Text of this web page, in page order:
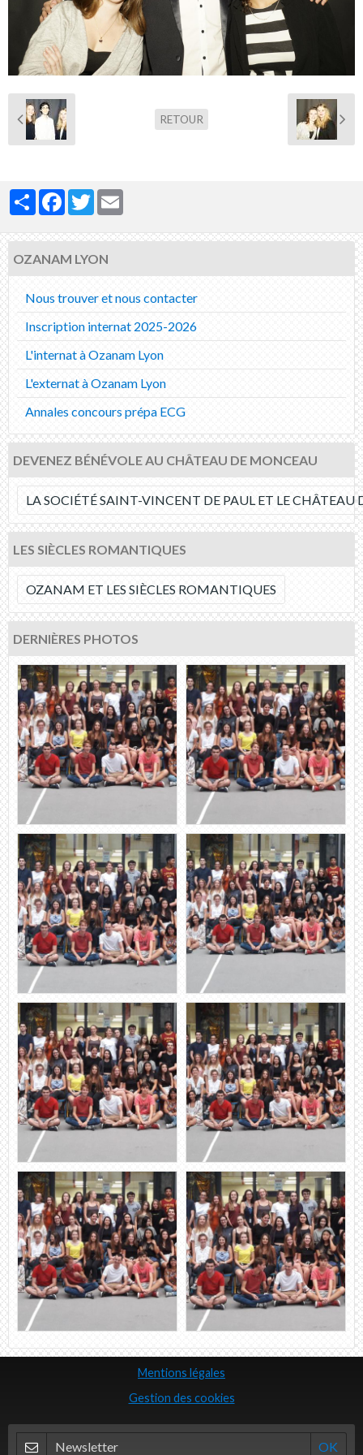
Nous contacter
RETOUR
PartagerFacebook
Twitter
OZANAM LYON
Nous trouver et nous contacter
Inscription internat 2025-2026
L'internat à Ozanam Lyon
L'externat à Ozanam Lyon
Annales concours prépa ECG
DEVENEZ BÉNÉVOLE AU CHÂTEAU DE MONCEAU
LA SOCIÉTÉ SAINT-VINCENT DE PAUL ET LE CHÂTEAU
LES SIÈCLES ROMANTIQUES
OZANAM ET LES SIÈCLES ROMANTIQUES
DERNIÈRES PHOTOS
Mentions légales
Gestion des cookies